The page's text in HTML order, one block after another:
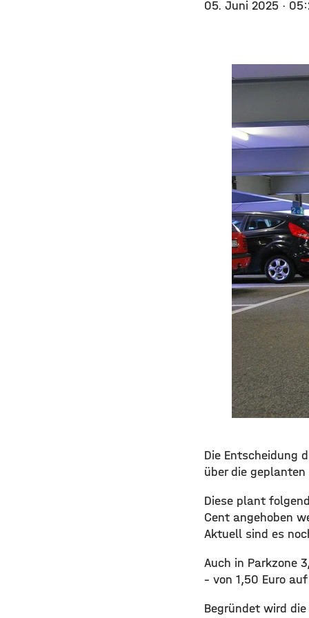
05. Juni 2025 ·
​​Die Entscheidung
über die
​Diese plant
Cent angehoben
Aktuell sind es
​Auch in Parkzone
– von 1,50 Euro
​Begründet wird